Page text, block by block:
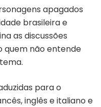
apagados
brasileira e
as discussões
quem não entende
para o
inglês e italiano e